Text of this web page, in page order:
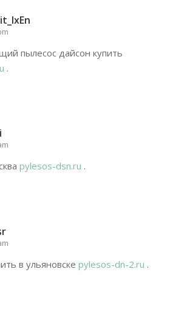
пылесос дайсон купить
.
pylesos-dsn.ru .
в ульяновске pylesos-dn-2.ru .